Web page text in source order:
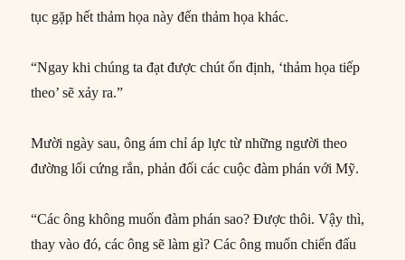
tục gặp hết thảm họa này đến thảm họa khác.
“Ngay khi chúng ta đạt được chút ổn định, ‘thảm họa tiếp
theo’ sẽ xảy ra.”
Mười ngày sau, ông ám chỉ áp lực từ những người theo
đường lối cứng rắn, phản đối các cuộc đàm phán với Mỹ.
“Các ông không muốn đàm phán sao? Được thôi. Vậy thì,
thay vào đó, các ông sẽ làm gì? Các ông muốn chiến đấu